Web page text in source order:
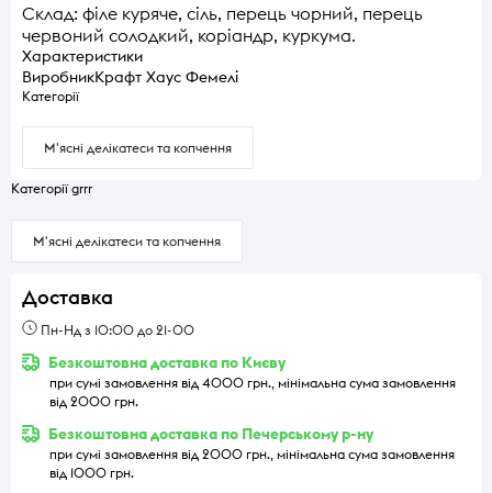
Склад: філе куряче, сіль, перець чорний, перець
червоний солодкий, коріандр, куркума.
Характеристики
ВиробникКрафт Хаус Фемелі
Категорії
М'ясні делікатеси та копчення
Категорії grrr
М'ясні делікатеси та копчення
Доставка
Пн-Нд з 10:00 до 21-00
Безкоштовна доставка по Києву
при сумі замовлення від 4000 грн., мінімальна сума замовлення
від 2000 грн.
Безкоштовна доставка по Печерському р-ну
при сумі замовлення від 2000 грн., мінімальна сума замовлення
від 1000 грн.